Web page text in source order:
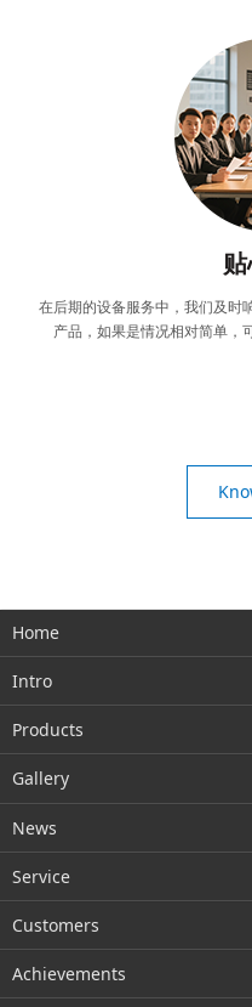
在后期的设备服务中，我们及时
产品，如果是情况相对简单，
Home
Intro
Products
Gallery
News
Service
Customers
Achievements